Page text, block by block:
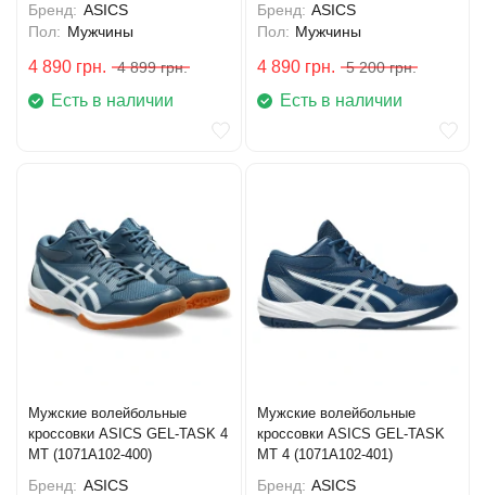
Бренд: ASICS
Пол: Мужчины
4 890 грн. 4 899 грн.
Есть в наличии
Бренд: ASICS
Пол: Мужчины
4 890 грн. 5 200 грн.
Есть в наличии
Мужские волейбольные
кроссовки ASICS GEL-TASK 4
MT (1071A102-400)
Бренд: ASICS
Мужские волейбольные
кроссовки ASICS GEL-TASK
MT 4 (1071A102-401)
Бренд: ASICS